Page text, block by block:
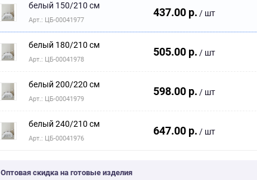
белый 150/210 см
Арт.: ЦБ-00041977
437.00 р. / шт
белый 180/210 см
Арт.: ЦБ-00041978
505.00 р. / шт
белый 200/220 см
Арт.: ЦБ-00041979
598.00 р. / шт
белый 240/210 см
Арт.: ЦБ-00041976
647.00 р. / шт
Оптовая скидка на готовые изделия